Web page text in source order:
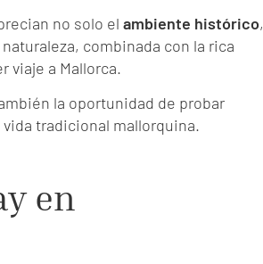
no solo el ambiente histórico,
combinada con la rica
viaje a Mallorca.
la oportunidad de probar
tradicional mallorquina.
en